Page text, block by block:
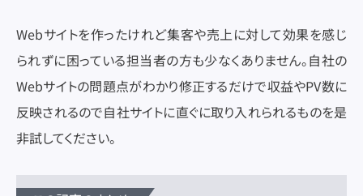
Webサイトを作ったけれど集客や売上に対して効果を感じ
られずに困っている担当者の方も少なくありません。自社の
Webサイトの問題点がわかり修正するだけで収益やPV数に
反映されるので自社サイトに直ぐに取り入れられるものを是
非試してください。